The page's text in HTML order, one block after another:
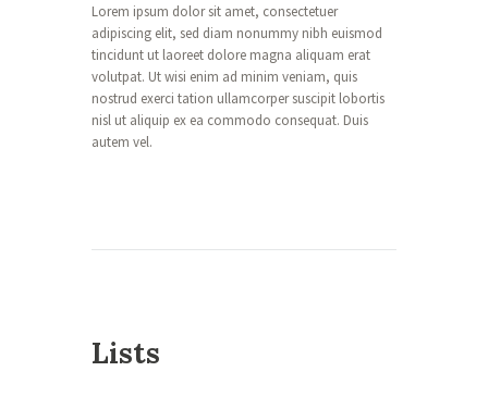
Lorem ipsum dolor sit amet, consectetuer
adipiscing elit, sed diam nonummy nibh euismod
tincidunt ut laoreet dolore magna aliquam erat
volutpat. Ut wisi enim ad minim veniam, quis
nostrud exerci tation ullamcorper suscipit lobortis
nisl ut aliquip ex ea commodo consequat. Duis
autem vel.
Lists